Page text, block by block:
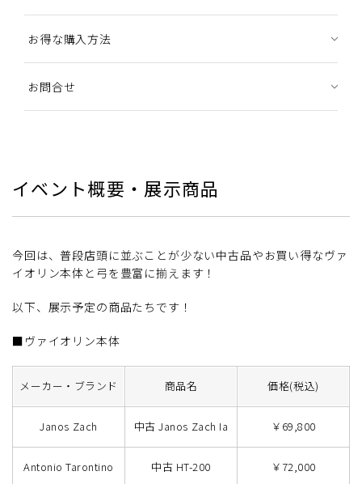
お得な購入方法
お問合せ
イベント概要・展示商品
今回は、普段店頭に並ぶことが少ない中古品やお買い得なヴァ
イオリン本体と弓を豊富に揃えます！
以下、展示予定の商品たちです！
■ヴァイオリン本体
メーカー・ブランド 商品名 価格(税込)
Janos Zach 中古 Janos Zach Ia ￥69,800
Antonio Tarontino 中古 HT-200 ￥72,000